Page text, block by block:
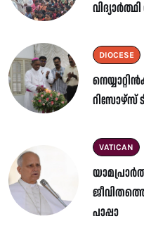
DIOCESE
റിസോഴ്സ്
VATICAN
പാപ്പാ